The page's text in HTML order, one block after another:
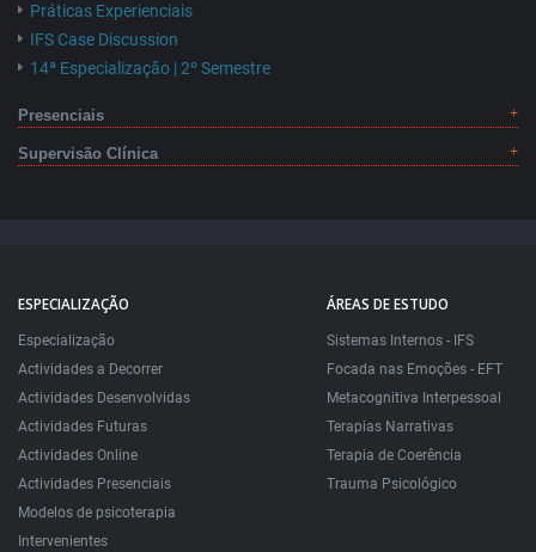
Práticas Experienciais
IFS Case Discussion
14ª Especialização | 2º Semestre
Presenciais
Supervisão Clínica
ESPECIALIZAÇÃO
Especialização
Actividades a Decorrer
Actividades Desenvolvidas
Actividades Futuras
Actividades Online
Actividades Presenciais
Modelos de psicoterapia
Intervenientes
ÁREAS DE ESTUDO
Sistemas Internos - IFS
Focada nas Emoções - EFT
Metacognitiva Interpessoal
Terapias Narrativas
Terapia de Coerência
Trauma Psicológico